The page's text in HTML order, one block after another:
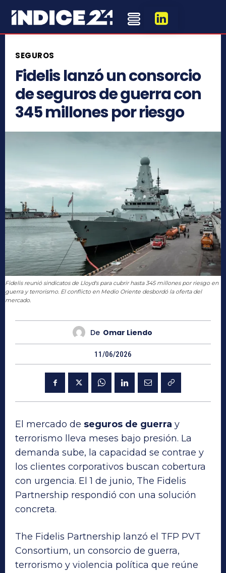
SEGUROS
Fidelis lanzó un consorcio
de seguros de guerra con
345 millones por riesgo
Fidelis reunió sindicatos de Lloyd's para cubrir hasta 345 millones por riesgo en
guerra y terrorismo. El conflicto en Medio Oriente desbordó la oferta del
mercado.
De Omar Liendo
11/06/2026
El mercado de seguros de guerra y
terrorismo lleva meses bajo presión. La
demanda sube, la capacidad se contrae y
los clientes corporativos buscan cobertura
con urgencia. El 1 de junio, The Fidelis
Partnership respondió con una solución
concreta.
The Fidelis Partnership lanzó el TFP PVT
Consortium, un consorcio de guerra,
terrorismo y violencia política que reúne